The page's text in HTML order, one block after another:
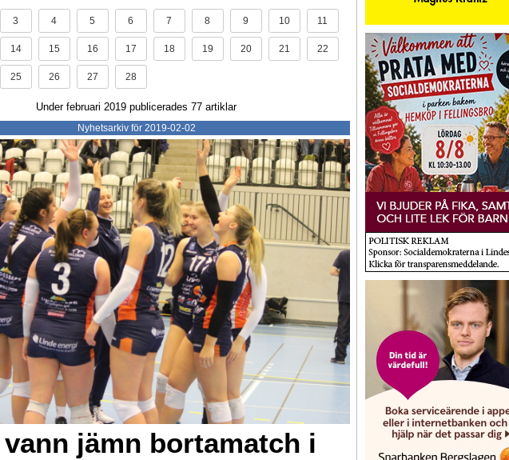
3 4 5 6 7 8 9 10 11
14 15 16 17 18 19 20 21 22
25 26 27 28
Under februari 2019 publicerades 77 artiklar
Nyhetsarkiv för 2019-02-02
jämn bortamatch i